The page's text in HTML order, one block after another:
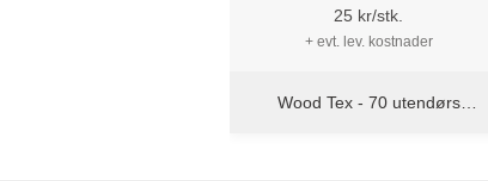
Exterior Colors - 70 utendørs
farger
25 kr/stk.
+ evt. lev. kostnader
Wood Tex - 70 utendørs